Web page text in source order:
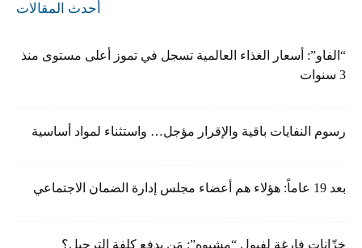
أحدث المقالات
“الفاو”: أسعار الغذاء العالمية تسجل في تموز أعلى مستوى منذ
3 سنوات
رسوم النفايات باقية والإقرار مؤجل… واستثناء لمواد أساسية
بعد 19 عاماً: هؤلاء هم أعضاء مجلس إدارة الضمان الاجتماعي
خزّانات فارغة لفيول “مشبوه”: مَن يدفع كلفة الترحيل؟